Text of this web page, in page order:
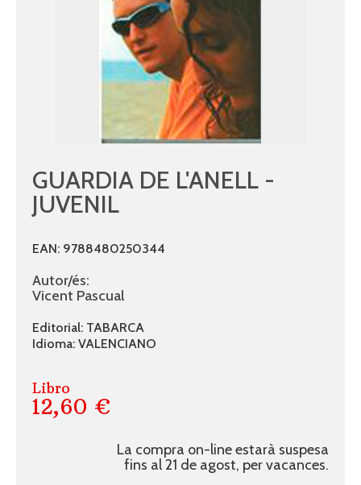
GUARDIA DE L'ANELL -
JUVENIL
EAN: 9788480250344
Autor/és:
Vicent Pascual
Editorial: TABARCA
Idioma: VALENCIANO
Libro
12,60 €
La compra on-line estarà suspesa
fins al 21 de agost, per vacances.